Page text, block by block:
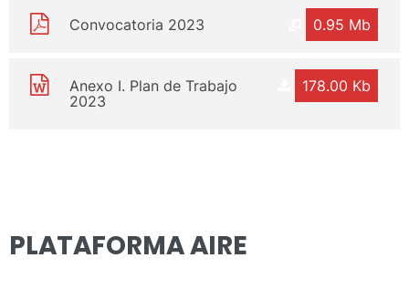
0.95 Mb
Convocatoria 2023
178.00 Kb
Anexo I. Plan de Trabajo
2023
PLATAFORMA AIRE